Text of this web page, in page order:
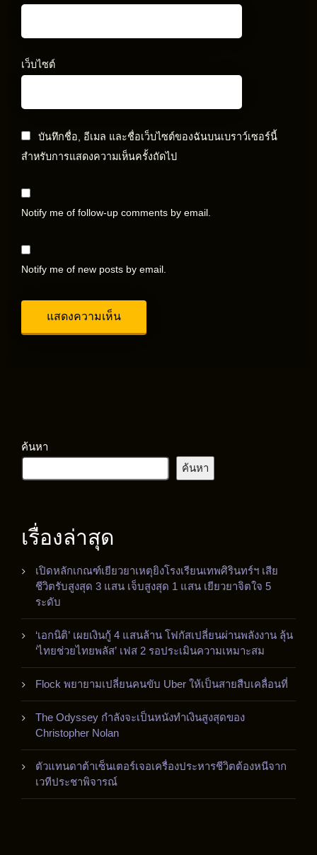
เว็บไซต์
บันทึกชื่อ, อีเมล และชื่อเว็บไซต์ของฉันบนเบราว์เซอร์นี้
สำหรับการแสดงความเห็นครั้งถัดไป
Notify me of follow-up comments by email.
Notify me of new posts by email.
ค้นหา
ค้นหา
เรื่องล่าสุด
เปิดหลักเกณฑ์เยียวยาเหตุยิงโรงเรียนเทพศิรินทร์ฯ เสีย
ชีวิตรับสูงสุด 3 แสน เจ็บสูงสุด 1 แสน เยียวยาจิตใจ 5
ระดับ
‘เอกนิติ’ เผยเงินกู้ 4 แสนล้าน โฟกัสเปลี่ยนผ่านพลังงาน ลุ้น
‘ไทยช่วยไทยพลัส’ เฟส 2 รอประเมินความเหมาะสม
Flock พยายามเปลี่ยนคนขับ Uber ให้เป็นสายสืบเคลื่อนที่
The Odyssey กำลังจะเป็นหนังทำเงินสูงสุดของ
Christopher Nolan
ตัวแทนดาต้าเซ็นเตอร์เจอเครื่องประหารชีวิตต้องหนีจาก
เวทีประชาพิจารณ์